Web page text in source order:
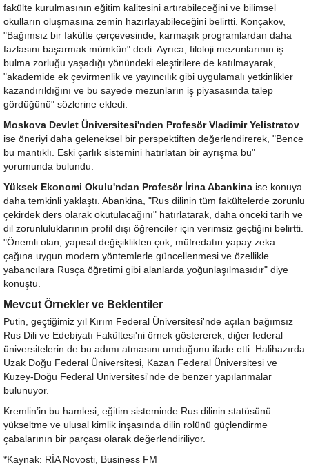
fakülte kurulmasının eğitim kalitesini artırabileceğini ve bilimsel
okulların oluşmasına zemin hazırlayabileceğini belirtti. Konçakov,
"Bağımsız bir fakülte çerçevesinde, karmaşık programlardan daha
fazlasını başarmak mümkün" dedi. Ayrıca, filoloji mezunlarının iş
bulma zorluğu yaşadığı yönündeki eleştirilere de katılmayarak,
"akademide ek çevirmenlik ve yayıncılık gibi uygulamalı yetkinlikler
kazandırıldığını ve bu sayede mezunların iş piyasasında talep
gördüğünü" sözlerine ekledi.
Moskova Devlet Üniversitesi'nden Profesör Vladimir Yelistratov
ise öneriyi daha geleneksel bir perspektiften değerlendirerek, "Bence
bu mantıklı. Eski çarlık sistemini hatırlatan bir ayrışma bu"
yorumunda bulundu.
Yüksek Ekonomi Okulu'ndan Profesör İrina Abankina ise konuya
daha temkinli yaklaştı. Abankina, "Rus dilinin tüm fakültelerde zorunlu
çekirdek ders olarak okutulacağını" hatırlatarak, daha önceki tarih ve
dil zorunluluklarının profil dışı öğrenciler için verimsiz geçtiğini belirtti.
"Önemli olan, yapısal değişiklikten çok, müfredatın yapay zeka
çağına uygun modern yöntemlerle güncellenmesi ve özellikle
yabancılara Rusça öğretimi gibi alanlarda yoğunlaşılmasıdır" diye
konuştu.
Mevcut Örnekler ve Beklentiler
Putin, geçtiğimiz yıl Kırım Federal Üniversitesi'nde açılan bağımsız
Rus Dili ve Edebiyatı Fakültesi'ni örnek göstererek, diğer federal
üniversitelerin de bu adımı atmasını umduğunu ifade etti. Halihazırda
Uzak Doğu Federal Üniversitesi, Kazan Federal Üniversitesi ve
Kuzey-Doğu Federal Üniversitesi'nde de benzer yapılanmalar
bulunuyor.
Kremlin’in bu hamlesi, eğitim sisteminde Rus dilinin statüsünü
yükseltme ve ulusal kimlik inşasında dilin rolünü güçlendirme
çabalarının bir parçası olarak değerlendiriliyor.
*Kaynak: RİA Novosti, Business FM